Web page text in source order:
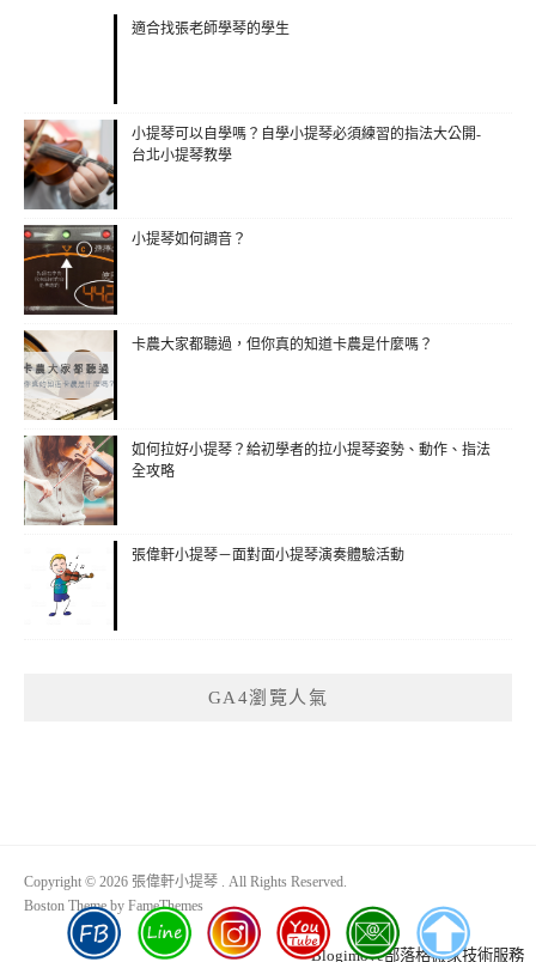
適合找張老師學琴的學生
小提琴可以自學嗎？自學小提琴必須練習的指法大公開-
台北小提琴教學
小提琴如何調音？
卡農大家都聽過，但你真的知道卡農是什麼嗎？
如何拉好小提琴？給初學者的拉小提琴姿勢、動作、指法
全攻略
張偉軒小提琴－面對面小提琴演奏體驗活動
GA4瀏覽人氣
Copyright © 2026 張偉軒小提琴 . All Rights Reserved.
Boston Theme by FameThemes
Blogimove部落格搬家技術服務